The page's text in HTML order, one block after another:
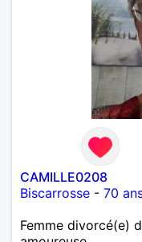
CAMILLE0208
Biscarrosse - 70
Femme divorcé(e)